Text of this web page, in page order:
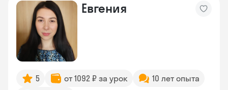
Евгения
5 от 1092 ₽ за урок
10 лет опыта